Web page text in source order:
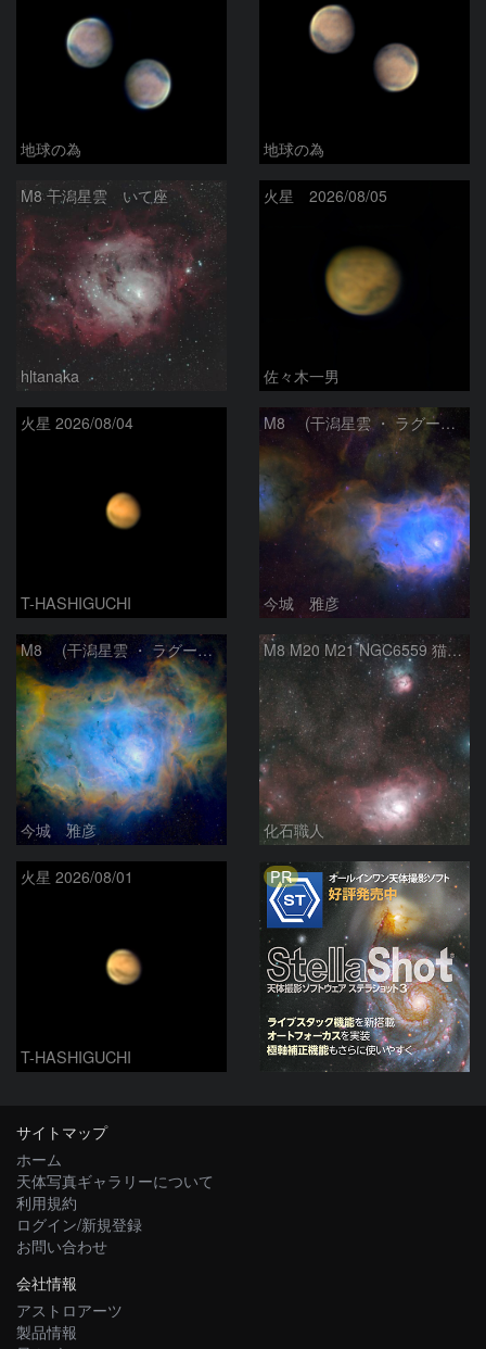
地球の為 地球の為
M8 干潟星雲 いて座
hltanaka
火星 2026/08/05
佐々木一男
火星 2026/08/04
T-HASHIGUCHI
M8 (干潟星雲 ・ ラグーン（Lagoon）星雲)
今城 雅彦
M8 (干潟星雲 ・ ラグーン（Lagoon）星雲)
今城 雅彦
M8 M20 M21 NGC6559 猫の手星雲 いて座
化石職人
火星 2026/08/01
T-HASHIGUCHI
PR
サイトマップ
ホーム
天体写真ギャラリーについて
利用規約
ログイン/新規登録
お問い合わせ
会社情報
アストロアーツ
製品情報